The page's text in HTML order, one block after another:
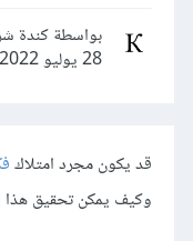
بواسطة كندة
28 يوليو 2022
قد يكون مجرد امتلاك
وكيف يمكن تحقيق هذا